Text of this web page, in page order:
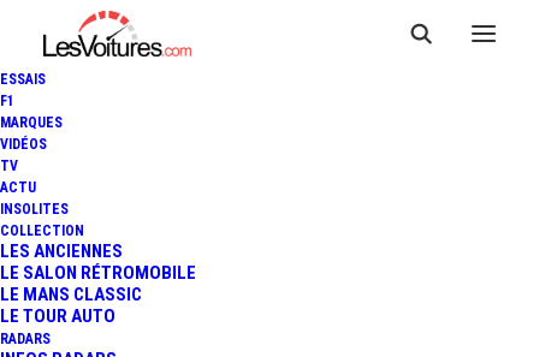
ESSAIS
F1
MARQUES
VIDÉOS
TV
ACTU
INSOLITES
COLLECTION
LES ANCIENNES
LE SALON RÉTROMOBILE
LE MANS CLASSIC
LE TOUR AUTO
RADARS
24 HEURES DU MANS : UNE
SUPERBE AFFICHE POUR